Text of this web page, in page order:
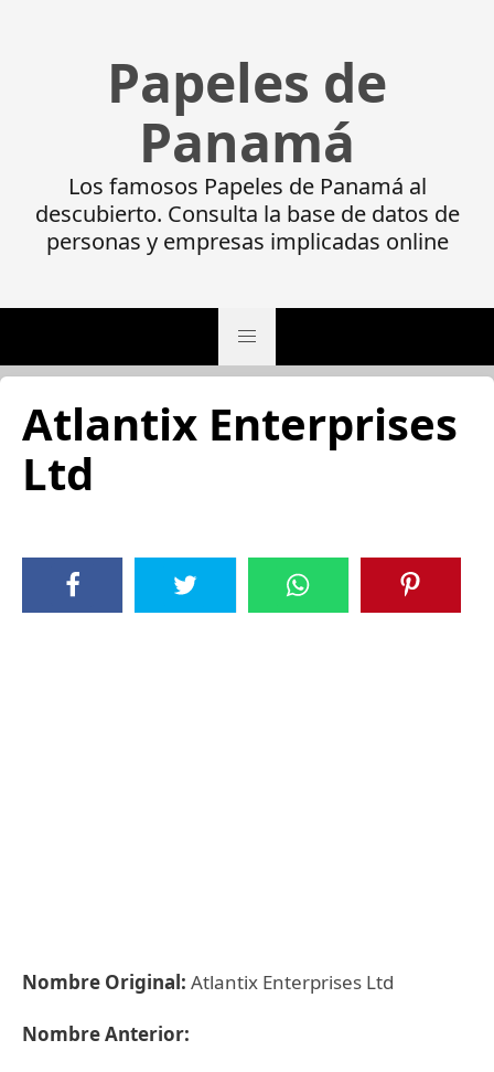
Papeles de
Panamá
Los famosos Papeles de Panamá al
descubierto. Consulta la base de datos de
personas y empresas implicadas online
Atlantix Enterprises
Ltd
Nombre Original: Atlantix Enterprises Ltd
Nombre Anterior: